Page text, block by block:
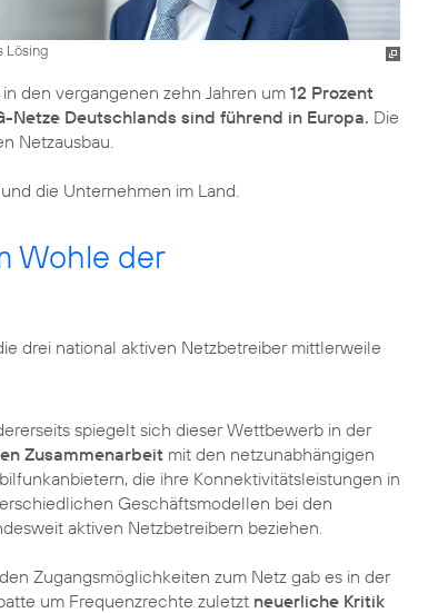
Lösing
den vergangenen zehn Jahren um 12 Prozent
Netze Deutschlands sind führend in Europa. Die
Netzausbau.
die Unternehmen im Land.
Wohle der
drei national aktiven Netzbetreiber mittlerweile
spiegelt sich dieser Wettbewerb in der
Zusammenarbeit mit den netzunabhängigen
die ihre Konnektivitätsleistungen in
Geschäftsmodellen bei den
aktiven Netzbetreibern beziehen.
Zugangsmöglichkeiten zum Netz gab es in der
um Frequenzrechte zuletzt neuerliche Kritik